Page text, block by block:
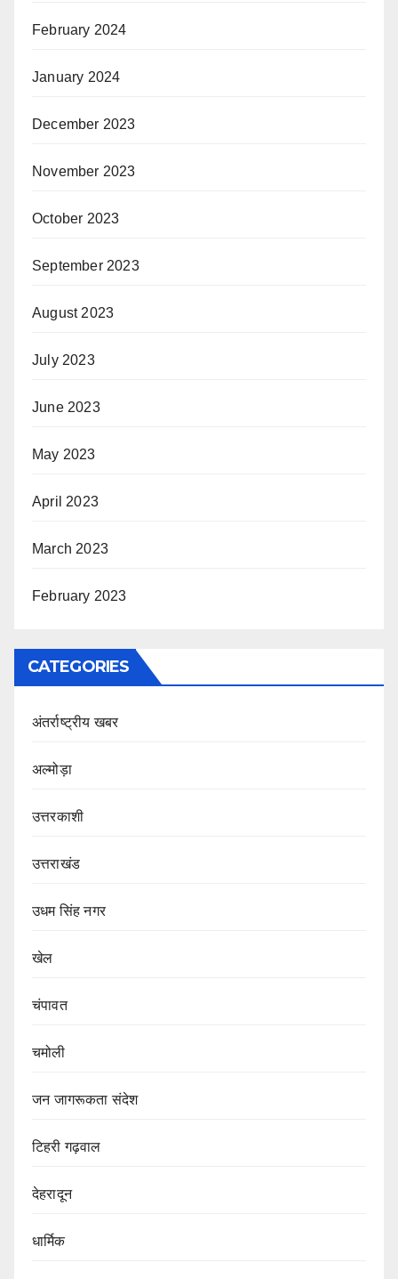
February 2024
January 2024
December 2023
November 2023
October 2023
September 2023
August 2023
July 2023
June 2023
May 2023
April 2023
March 2023
February 2023
CATEGORIES
अंतर्राष्ट्रीय खबर
अल्मोड़ा
उत्तरकाशी
उत्तराखंड
उधम सिंह नगर
खेल
चंपावत
चमोली
जन जागरूकता संदेश
टिहरी गढ़वाल
देहरादून
धार्मिक